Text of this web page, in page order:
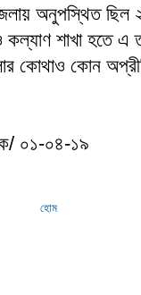
অনুপস্থিত ছিল
কল্যাণ শাখা হতে
কোথাও কোন
০১-০৪-১৯
হোম